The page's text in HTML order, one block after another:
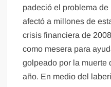
padeció el problema
afectó a millones de
crisis financiera de
como mesera para
golpeado por la muerte
año. En medio del